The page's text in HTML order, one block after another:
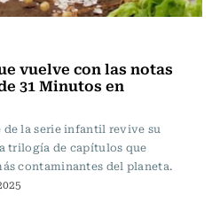
vuelve con las notas
31 Minutos en
la serie infantil revive su
trilogía de capítulos que
contaminantes del planeta.